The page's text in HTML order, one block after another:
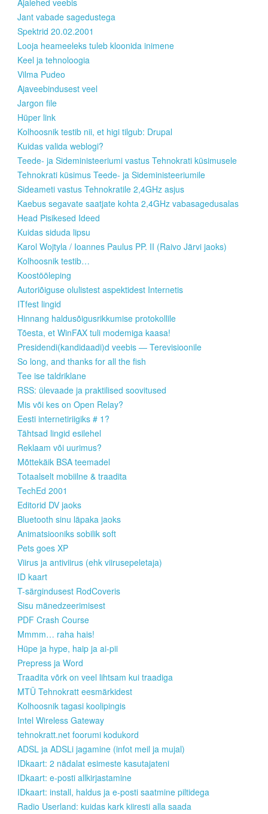
Ajalehed veebis
Jant vabade sagedustega
Spektrid 20.02.2001
Looja heameeleks tuleb kloonida inimene
Keel ja tehnoloogia
Vilma Pudeo
Ajaveebindusest veel
Jargon file
Hüper link
Kolhoosnik testib nii, et higi tilgub: Drupal
Kuidas valida weblogi?
Teede- ja Sideministeeriumi vastus Tehnokrati küsimusele
Tehnokrati küsimus Teede- ja Sideministeeriumile
Sideameti vastus Tehnokratile 2,4GHz asjus
Kaebus segavate saatjate kohta 2,4GHz vabasagedusalas
Head Pisikesed Ideed
Kuidas siduda lipsu
Karol Wojtyla / Ioannes Paulus PP. II (Raivo Järvi jaoks)
Kolhoosnik testib…
Koostööleping
Autoriõiguse olulistest aspektidest Internetis
ITfest lingid
Hinnang haldusõigusrikkumise protokollile
Tõesta, et WinFAX tuli modemiga kaasa!
Presidendi(kandidaadi)d veebis — Terevisioonile
So long, and thanks for all the fish
Tee ise taldriklane
RSS: ülevaade ja praktilised soovitused
Mis või kes on Open Relay?
Eesti internetiriigiks # 1?
Tähtsad lingid esilehel
Reklaam või uurimus?
Mõttekäik BSA teemadel
Totaalselt mobiilne & traadita
TechEd 2001
Editorid DV jaoks
Bluetooth sinu läpaka jaoks
Animatsiooniks sobilik soft
Pets goes XP
Viirus ja antiviirus (ehk viirusepeletaja)
ID kaart
T-särgindusest RodCoveris
Sisu mänedzeerimisest
PDF Crash Course
Mmmm… raha hais!
Hüpe ja hype, haip ja ai-pii
Prepress ja Word
Traadita võrk on veel lihtsam kui traadiga
MTÜ Tehnokratt eesmärkidest
Kolhoosnik tagasi koolipingis
Intel Wireless Gateway
tehnokratt.net foorumi kodukord
ADSL ja ADSLi jagamine (infot meil ja mujal)
IDkaart: 2 nädalat esimeste kasutajateni
IDkaart: e-posti allkirjastamine
IDkaart: install, haldus ja e-posti saatmine piltidega
Radio Userland: kuidas kark kiiresti alla saada